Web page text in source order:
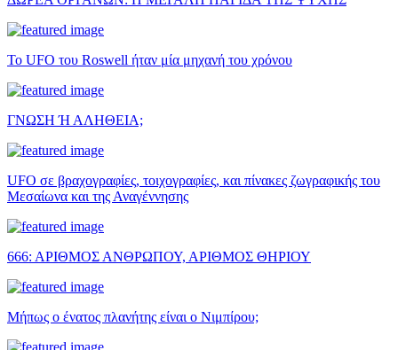
Το UFO του Roswell ήταν μία μηχανή του χρόνου
ΓΝΩΣΗ Ή ΑΛΗΘΕΙΑ;
UFO σε βραχογραφίες, τοιχογραφίες, και πίνακες ζωγραφικής του
Μεσαίωνα και της Αναγέννησης
666: ΑΡΙΘΜΟΣ ΑΝΘΡΩΠΟΥ, ΑΡΙΘΜΟΣ ΘΗΡΙΟΥ
Μήπως ο ένατος πλανήτης είναι ο Νιμπίρου;